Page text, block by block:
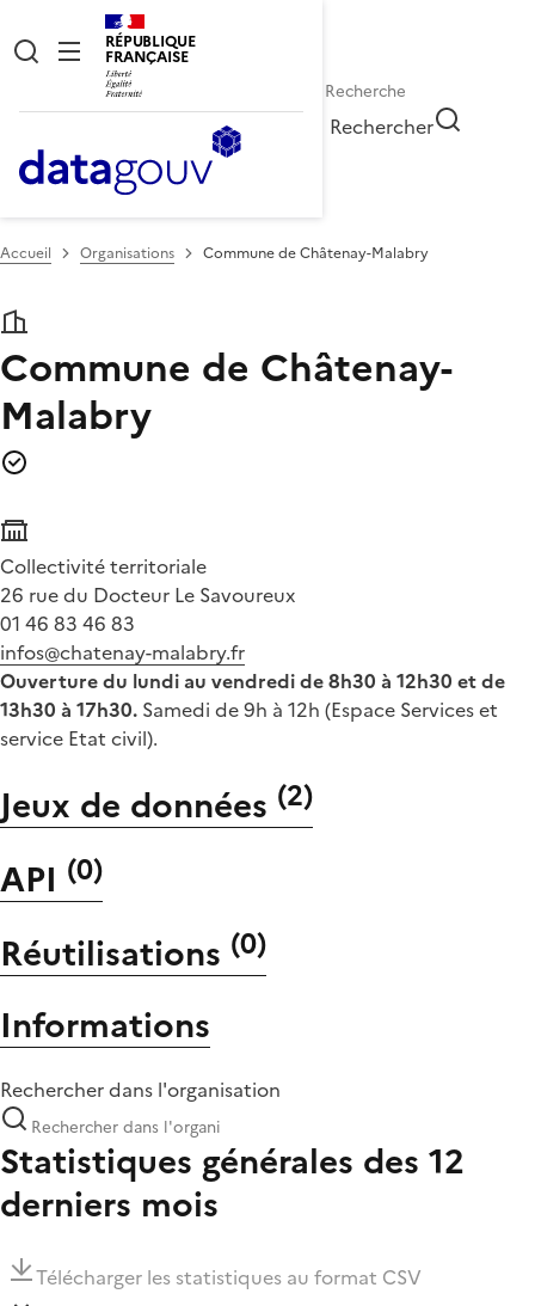
RÉPUBLIQUE
FRANÇAISE
Rechercher
Accueil Organisations Commune de Châtenay-Malabry
Commune de Châtenay-
Malabry
Collectivité territoriale
26 rue du Docteur Le Savoureux
01 46 83 46 83
infos@chatenay-malabry.fr
Ouverture du lundi au vendredi de 8h30 à 12h30 et de
13h30 à 17h30. Samedi de 9h à 12h (Espace Services et
service Etat civil).
Jeux de données (2)
API (0)
Réutilisations (0)
Informations
Rechercher dans l'organisation
Statistiques générales des 12
derniers mois
Télécharger les statistiques au format CSV